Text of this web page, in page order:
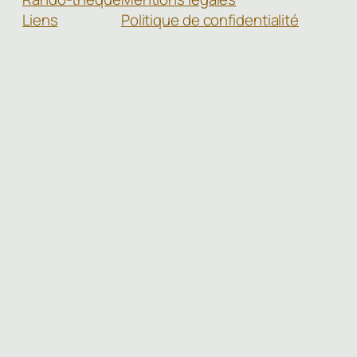
Liens
Politique de confidentialité